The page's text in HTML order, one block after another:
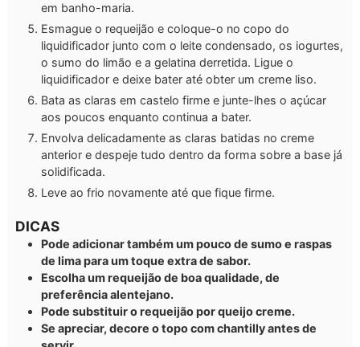
em banho-maria.
Esmague o requeijão e coloque-o no copo do
liquidificador junto com o leite condensado, os iogurtes,
o sumo do limão e a gelatina derretida. Ligue o
liquidificador e deixe bater até obter um creme liso.
Bata as claras em castelo firme e junte-lhes o açúcar
aos poucos enquanto continua a bater.
Envolva delicadamente as claras batidas no creme
anterior e despeje tudo dentro da forma sobre a base já
solidificada.
Leve ao frio novamente até que fique firme.
DICAS
Pode adicionar também um pouco de sumo e raspas
de lima para um toque extra de sabor.
Escolha um requeijão de boa qualidade, de
preferência alentejano.
Pode substituir o requeijão por queijo creme.
Se apreciar, decore o topo com chantilly antes de